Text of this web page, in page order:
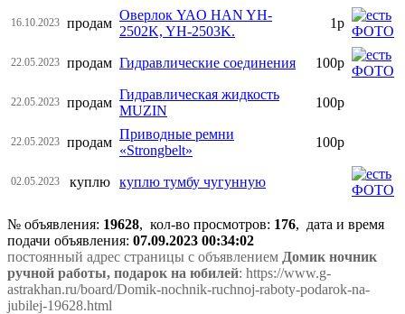
16.10.2023 продам
Оверлок YAO HAN YH-
2502K, YH-2503K.
1р
22.05.2023 продам Гидравлические соединения 100р
22.05.2023 продам
Гидравлическая жидкость
MUZIN
100р
22.05.2023 продам
Приводные ремни
«Strongbelt»
100р
02.05.2023 куплю куплю тумбу чугунную
№ объявления: 19628, кол-во просмотров: 176, дата и время
подачи объявления: 07.09.2023 00:34:02
постоянный адрес страницы с объявлением Домик ночник
ручной работы, подарок на юбилей: https://www.g-
astrakhan.ru/board/Domik-nochnik-ruchnoj-raboty-podarok-na-
jubilej-19628.html